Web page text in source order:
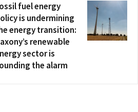
fuel energy
is undermining
energy transition:
renewable
sector is
the alarm